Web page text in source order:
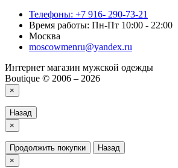
Телефоны: +7 916- 290-73-21
Время работы: Пн-Пт 10:00 - 22:00
Москва
moscowmenru@yandex.ru
Интернет магазин мужской одежды
Boutique © 2006 – 2026
×
Назад
×
Продолжить покупки
Назад
×